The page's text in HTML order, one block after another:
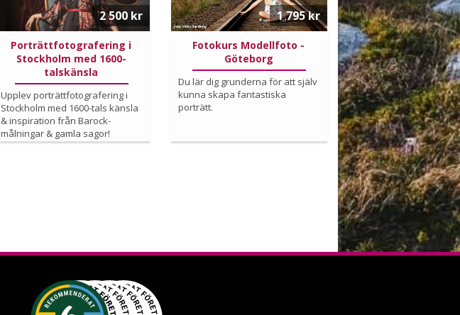
Porträttfotografering i
Stockholm med 1600-
talskänsla
Upplev porträttfotografering i
Stockholm med 1600-tals känsla
& inspiration från Barock-
målningar & gamla sagor!
2 500 kr
Fotokurs Modellfoto -
Göteborg
Du lär dig grunderna för att själv
kunna skapa fantastiska
porträtt.
1 795 kr